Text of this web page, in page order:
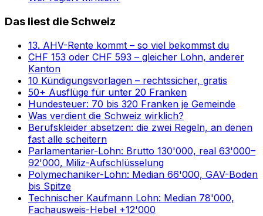
Das liest die Schweiz
13. AHV-Rente kommt – so viel bekommst du
CHF 153 oder CHF 593 – gleicher Lohn, anderer
Kanton
10 Kündigungsvorlagen – rechtssicher, gratis
50+ Ausflüge für unter 20 Franken
Hundesteuer: 70 bis 320 Franken je Gemeinde
Was verdient die Schweiz wirklich?
Berufskleider absetzen: die zwei Regeln, an denen
fast alle scheitern
Parlamentarier-Lohn: Brutto 130'000, real 63'000–
92'000, Miliz-Aufschlüsselung
Polymechaniker-Lohn: Median 66'000, GAV-Boden
bis Spitze
Technischer Kaufmann Lohn: Median 78'000,
Fachausweis-Hebel +12'000